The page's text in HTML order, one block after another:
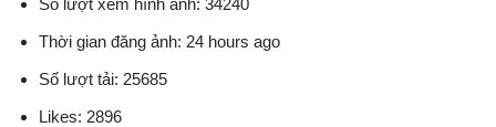
Số lượt xem hình ảnh: 34240
Thời gian đăng ảnh: 24 hours ago
Số lượt tải: 25685
Likes: 2896